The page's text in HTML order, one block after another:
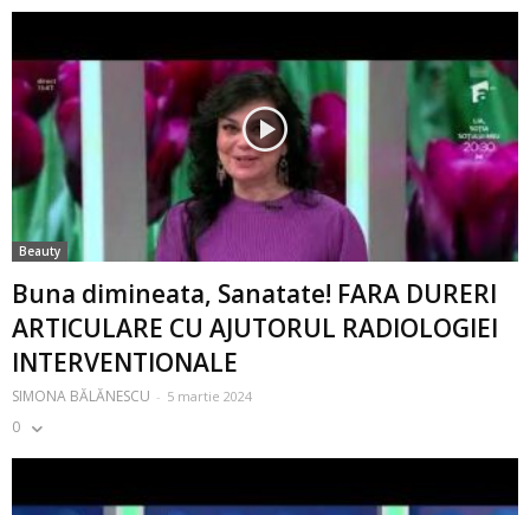
Beauty
Buna dimineata, Sanatate! FARA DURERI
ARTICULARE CU AJUTORUL RADIOLOGIEI
INTERVENTIONALE
SIMONA BĂLĂNESCU - 5 martie 2024
0